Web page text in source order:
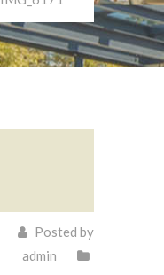
Posted by
admin